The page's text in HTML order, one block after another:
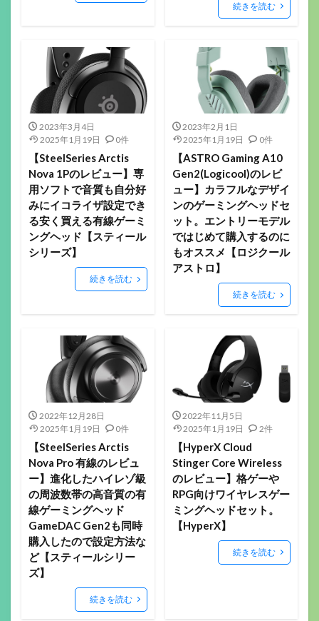
続きを読む
2023年3月4日
2025年1月19日
0件
【SteelSeries Arctis
Nova 1Pのレビュー】専
用ソフトで音質も自分好
みにイコライザ設定でき
る安く買える有線ゲーミ
ングヘッド【スティール
シリーズ】
続きを読む
2023年2月1日
2025年1月19日
0件
【ASTRO Gaming A10
Gen2(Logicool)のレビ
ュー】カラフルなデザイ
ンのゲーミングヘッドセ
ット。エントリーモデル
ではじめて購入するのに
もオススメ【ロジクール
アストロ】
続きを読む
2022年12月28日
2025年1月19日
0件
【SteelSeries Arctis
Nova Pro 有線のレビュ
ー】進化したハイレゾ級
の周波数帯の高音質の有
線ゲーミングヘッド
GameDAC Gen2も同時
購入したので設定方法な
ど【スティールシリー
ズ】
続きを読む
2022年11月5日
2025年1月19日
2件
【HyperX Cloud
Stinger Core Wireless
のレビュー】格ゲーや
RPG向けワイヤレスゲー
ミングヘッドセット。
【HyperX】
続きを読む